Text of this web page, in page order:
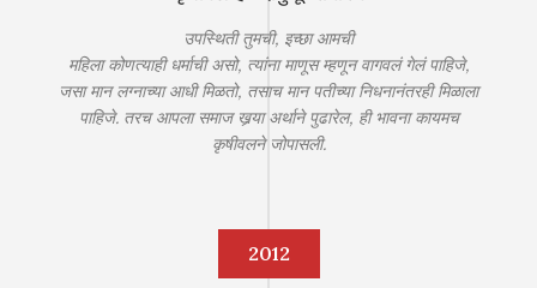
उपस्थिती तुमची, इच्छा आमची
महिला कोणत्याही धर्माची असो, त्यांना माणूस म्हणून वागवलं गेलं पाहिजे,
जसा मान लग्नाच्या आधी मिळतो, तसाच मान पतीच्या निधनानंतरही मिळाला
पाहिजे. तरच आपला समाज खर्‍या अर्थाने पुढारेल, ही भावना कायमच
कृषीवलने जोपासली.
2012